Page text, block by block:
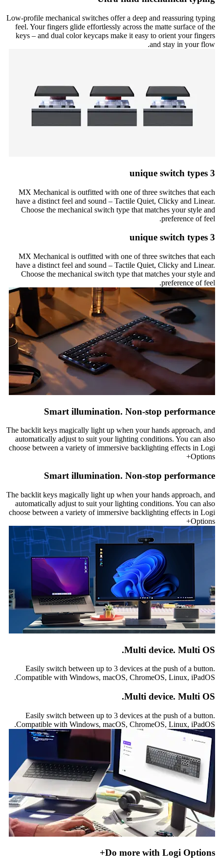
Low-profile mechanical switches offer a deep and reassuring typing
feel. Your fingers glide effortlessly across the matte surface of the
keys – and dual color keycaps make it easy to orient your fingers
and stay in your flow.
3 unique switch types
MX Mechanical is outfitted with one of three switches that each
have a distinct feel and sound – Tactile Quiet, Clicky and Linear.
Choose the mechanical switch type that matches your style and
preference of feel.
3 unique switch types
MX Mechanical is outfitted with one of three switches that each
have a distinct feel and sound – Tactile Quiet, Clicky and Linear.
Choose the mechanical switch type that matches your style and
preference of feel.
Smart illumination. Non-stop performance
The backlit keys magically light up when your hands approach, and
automatically adjust to suit your lighting conditions. You can also
choose between a variety of immersive backlighting effects in Logi
Options+
Smart illumination. Non-stop performance
The backlit keys magically light up when your hands approach, and
automatically adjust to suit your lighting conditions. You can also
choose between a variety of immersive backlighting effects in Logi
Options+
Multi device. Multi OS.
Easily switch between up to 3 devices at the push of a button.
Compatible with Windows, macOS, ChromeOS, Linux, iPadOS.
Multi device. Multi OS.
Easily switch between up to 3 devices at the push of a button.
Compatible with Windows, macOS, ChromeOS, Linux, iPadOS.
Do more with Logi Options+